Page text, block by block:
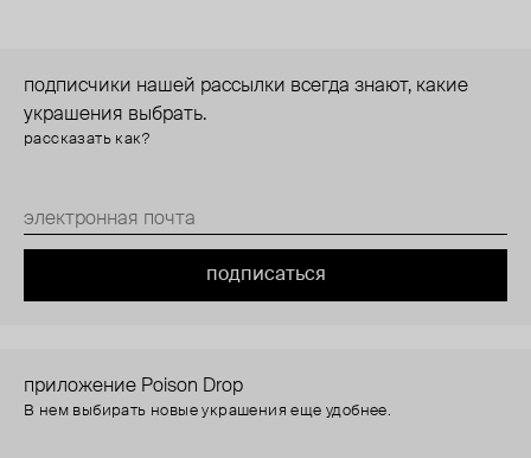
подписчики нашей рассылки всегда знают, какие
украшения выбрать.
рассказать как?
подписаться
приложение Poison Drop
В нем выбирать новые украшения еще удобнее.